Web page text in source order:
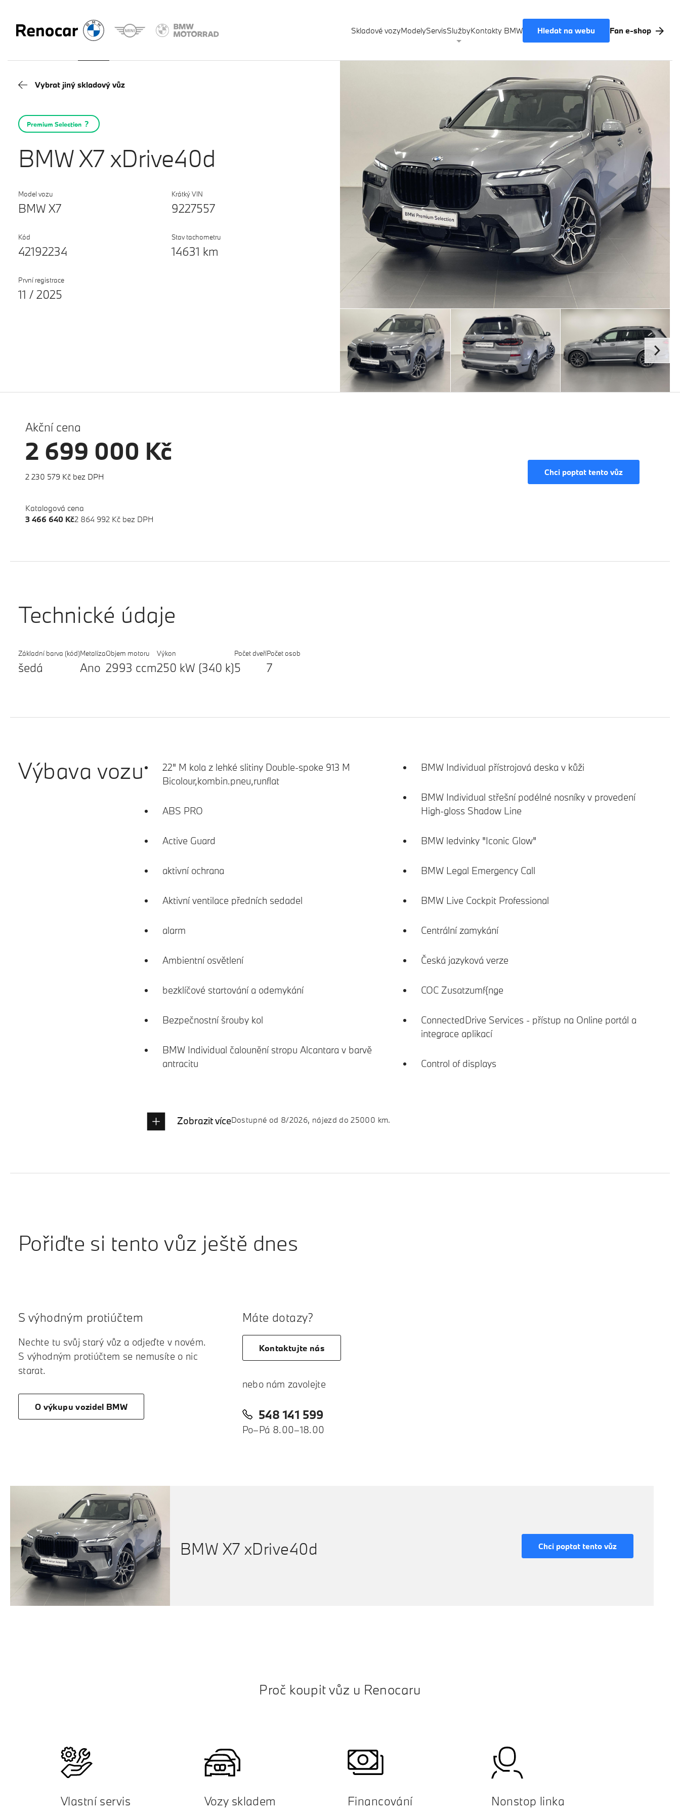
Skladové vozyModelyServisSlužby
BMW Premium Selection
Testovací jízda
Finanční služby
Pojištění
M Performance
Kontakty BMW Hledat na webu Fan e-shop
Vybrat jiný skladový vůz
Premium Selection
BMW X7 xDrive40d
Model vozu
BMW X7
Krátký VIN
9227557
Kód
42192234
Stav tachometru
14631 km
První registrace
11 / 2025
Akční cena
2 699 000 Kč
2 230 579 Kč bez DPH
Katalogová cena
3 466 640 Kč2 864 992 Kč bez DPH
Chci poptat tento vůz
Technické údaje
Základní barva (kód)
šedá
Metalíza
Ano
Objem motoru
2993 ccm
Výkon
250 kW (340 k)
Počet dveří
5
Počet osob
7
Výbava vozu
22" M kola z lehké slitiny Double-spoke 913 M
Bicolour,kombin.pneu,runflat
ABS PRO
Active Guard
aktivní ochrana
Aktivní ventilace předních sedadel
alarm
Ambientní osvětlení
bezklíčové startování a odemykání
Bezpečnostní šrouby kol
BMW Individual čalounění stropu Alcantara v barvě
antracitu
BMW Individual přístrojová deska v kůži
BMW Individual střešní podélné nosníky v provedení
High-gloss Shadow Line
BMW ledvinky "Iconic Glow"
BMW Legal Emergency Call
BMW Live Cockpit Professional
Centrální zamykání
Česká jazyková verze
COC Zusatzumf{nge
ConnectedDrive Services - přístup na Online portál a
integrace aplikací
Control of displays
Zobrazit víceDostupné od 8/2026, nájezd do 25000 km.
Pořiďte si tento vůz ještě dnes
S výhodným protiúčtem
Nechte tu svůj starý vůz a odjeďte v novém.
S výhodným protiúčtem se nemusíte o nic
starat.
O výkupu vozidel BMW
Máte dotazy?
Kontaktujte nás
nebo nám zavolejte
548 141 599
Po–Pá 8.00–18.00
BMW X7 xDrive40d Chci poptat tento vůz
Proč koupit vůz u Renocaru
Vlastní servis Vozy skladem Financování Nonstop linka